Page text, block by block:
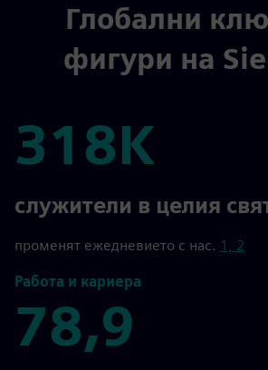
Глобални
фигури на
318K
318K
служители в целия
променят ежедневието с нас. 1, 2
Работа и кариера
78,9